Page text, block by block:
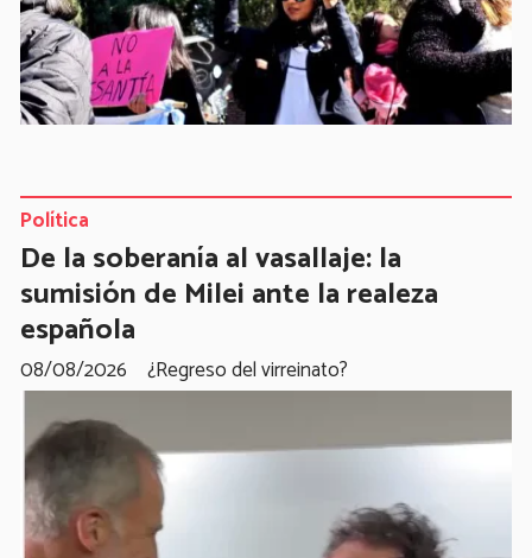
De la soberanía al vasallaje: la
sumisión de Milei ante la realeza
española
¿Regreso del virreinato?
Política
08/08/2026